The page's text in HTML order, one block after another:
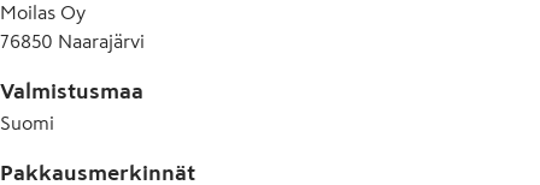
E500 Natriumkarbonaatti
Moilas Oy
76850 Naarajärvi
Valmistusmaa
Suomi
Pakkausmerkinnät